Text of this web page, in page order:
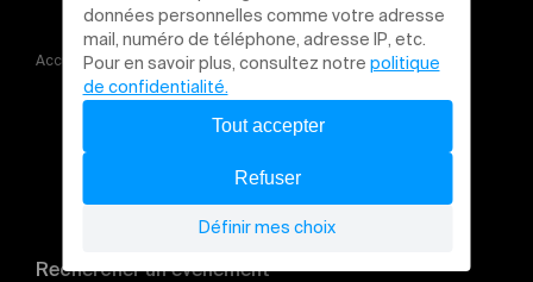
Accueil Vernissage Mempo & Nae (VS)
Rechercher un évènement